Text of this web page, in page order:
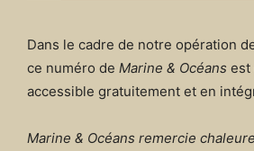
Dans le cadre de notre opération
ce numéro de Marine & Océans est
accessible gratuitement et en
Marine & Océans remercie